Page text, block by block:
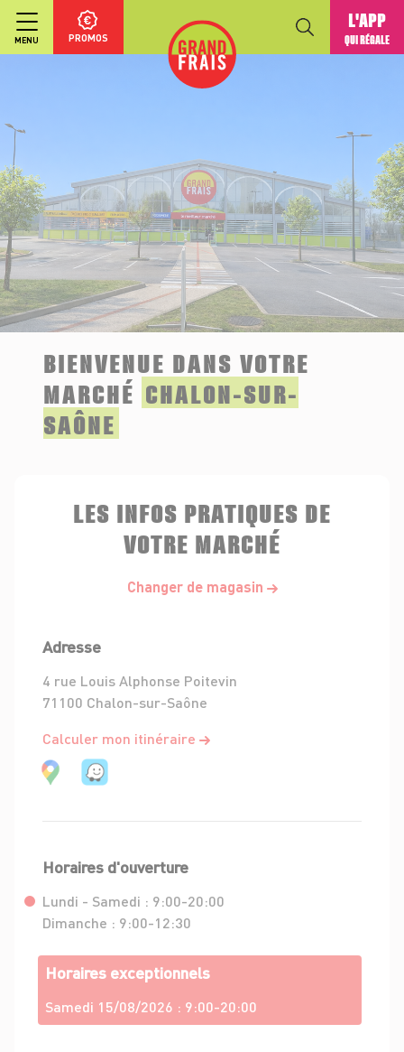
MENU PROMOS
L'APP
QUI RÉGALE
BIENVENUE DANS VOTRE
MARCHÉ CHALON-SUR-
SAÔNE
LES INFOS PRATIQUES DE
VOTRE MARCHÉ
Changer de magasin
Adresse
4 rue Louis Alphonse Poitevin
71100 Chalon-sur-Saône
Calculer mon itinéraire
Horaires d'ouverture
Lundi - Samedi : 9:00-20:00
Dimanche : 9:00-12:30
Horaires exceptionnels
Samedi 15/08/2026 : 9:00-20:00